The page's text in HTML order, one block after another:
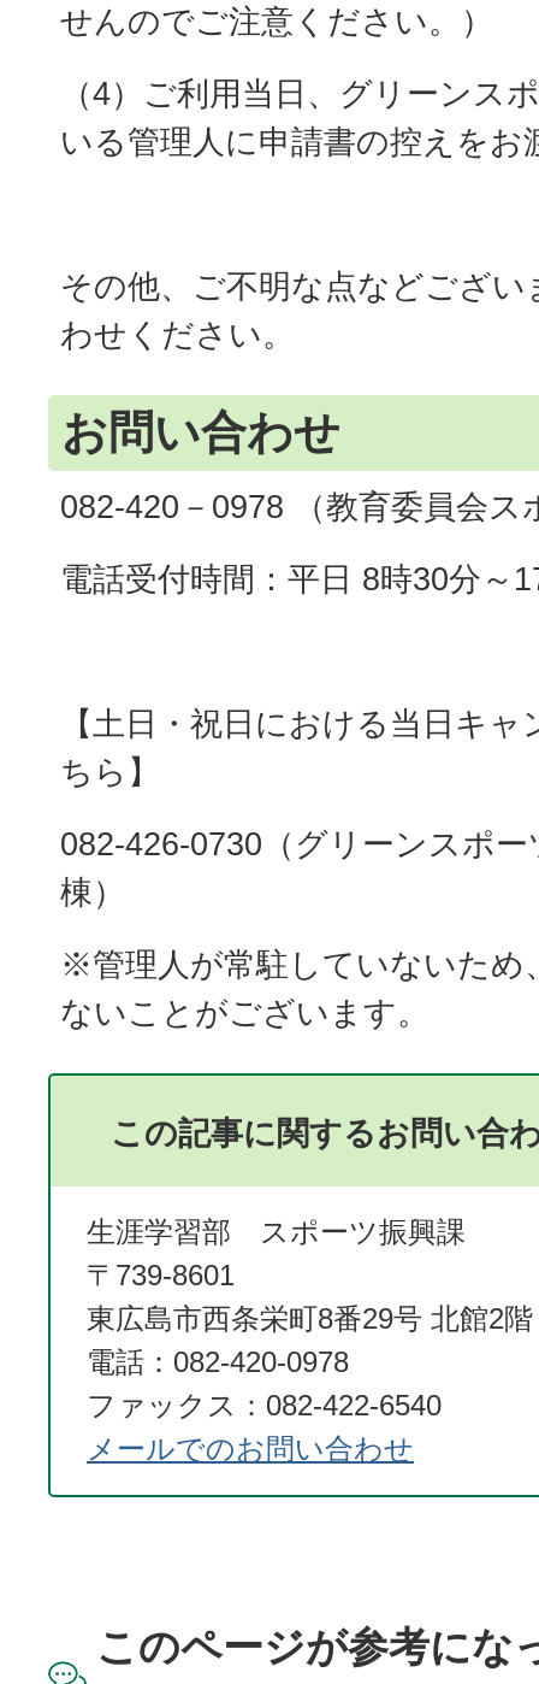
せんのでご注意ください。）
（4）ご利用当日、グリーンス
いる管理人に申請書の控えをお
その他、ご不明な点などござ
わせください。
お問い合わせ
082-420－0978 （教育委員会ス
電話受付時間：平日 8時30分～
【土日・祝日における当日キ
ちら】
082-426-0730（グリーンスポ
棟）
※管理人が常駐していないため
ないことがございます。
この記事に関するお問い合
生涯学習部 スポーツ振興課
〒739-8601
東広島市西条栄町8番29号 北館2階
電話：082-420-0978
ファックス：082-422-6540
メールでのお問い合わせ
このページが参考にな